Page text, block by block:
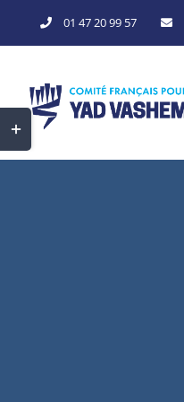
to
01 47 20 99 57
Toggle
Sliding